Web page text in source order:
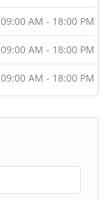
09:00 AM - 18:00 PM
09:00 AM - 18:00 PM
09:00 AM - 18:00 PM